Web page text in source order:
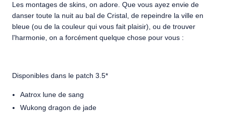
Les montages de skins, on adore. Que vous ayez envie de
danser toute la nuit au bal de Cristal, de repeindre la ville en
bleue (ou de la couleur qui vous fait plaisir), ou de trouver
l'harmonie, on a forcément quelque chose pour vous :
Disponibles dans le patch 3.5*
Aatrox lune de sang
Wukong dragon de jade